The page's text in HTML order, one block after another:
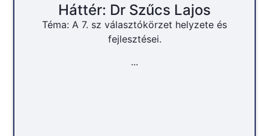
Háttér: Dr Szűcs Lajos
Téma: A 7. sz választókörzet helyzete és
fejlesztései.
...